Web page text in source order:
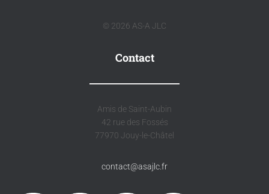
© 2026 AS-A JLC
Contact
Amis de Saint-Aubin
42 rue des Fossés
77970 Jouy-le-Châtel
contact@asajlc.fr